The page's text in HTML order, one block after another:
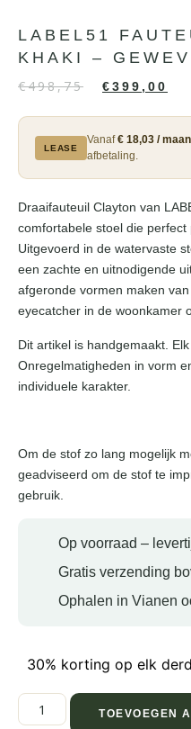
LABEL51
KHAKI –
€498,75 €399,00
LEASE
Vanaf€ 18,03 /
afbetaling.
Draaifauteuil Clayton van
comfortabele stoel die
Uitgevoerd in de watervaste
een zachte en uitnodigende
afgeronde vormen maken
eyecatcher in de woonkamer
Dit artikel is handgemaakt.
Onregelmatigheden in vorm
individuele karakter.
Om de stof zo lang mogelijk
geadviseerd om de stof te
gebruik.
Op voorraad –
Gratis verzending
Ophalen in Vianen
30% korting op elk
TOEVOEGEN